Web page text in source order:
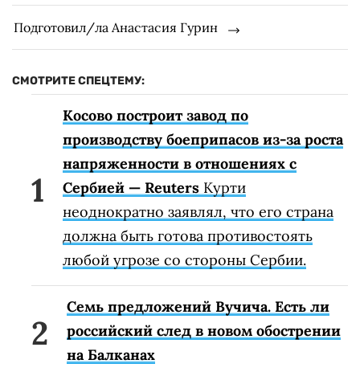
Подготовил/ла Анастасия Гурин
СМОТРИТЕ СПЕЦТЕМУ:
Косово построит завод по
производству боеприпасов из-за роста
напряженности в отношениях с
Сербией — Reuters Курти
неоднократно заявлял, что его страна
должна быть готова противостоять
любой угрозе со стороны Сербии.
Семь предложений Вучича. Есть ли
российский след в новом обострении
на Балканах